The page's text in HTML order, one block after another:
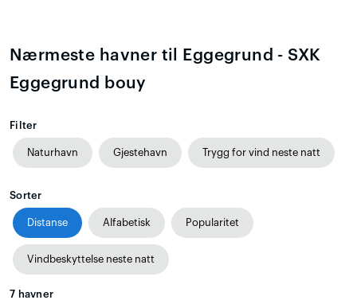
Nærmeste havner til Eggegrund - SXK
Eggegrund bouy
Filter
Naturhavn Gjestehavn Trygg for vind neste natt
Sorter
Distanse Alfabetisk Popularitet
Vindbeskyttelse neste natt
7 havner